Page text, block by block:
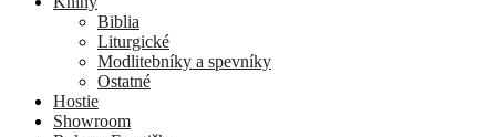
Biblia
Liturgické
Modlitebníky a spevníky
Ostatné
Hostie
Showroom